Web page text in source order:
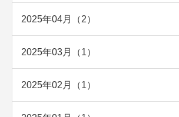
2025年04月（2）
2025年03月（1）
2025年02月（1）